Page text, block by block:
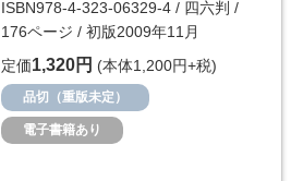
ISBN978-4-323-06329-4 / 四六判 /
176ページ / 初版2009年11月
定価1,320円 (本体1,200円+税)
品切（重版未定）
電子書籍あり